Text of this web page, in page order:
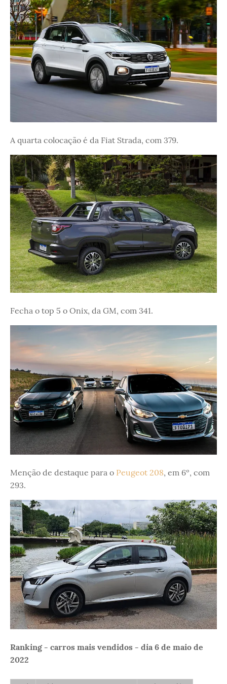
A quarta colocação é da Fiat Strada, com 379.
Fecha o top 5 o Onix, da GM, com 341.
Menção de destaque para o Peugeot 208, em 6º, com
293.
Ranking - carros mais vendidos - dia 6 de maio de
2022